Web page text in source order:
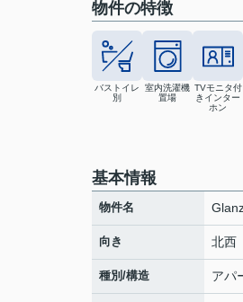
物件の特徴
バストイレ
別
室内洗濯機
置場
TVモニタ付
きインター
ホン
基本情報
物件名
向き 北西
種別/構造 アパ